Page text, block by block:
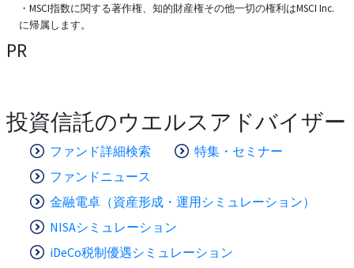
・MSCI指数に関する著作権、知的財産権その他一切の権利はMSCI Inc.
に帰属します。
PR
投資信託のウエルスアドバイザー
ファンド詳細検索
特集・セミナー
ファンドニュース
金融電卓（資産形成・運用シミュレーション）
NISAシミュレーション
iDeCo税制優遇シミュレーション